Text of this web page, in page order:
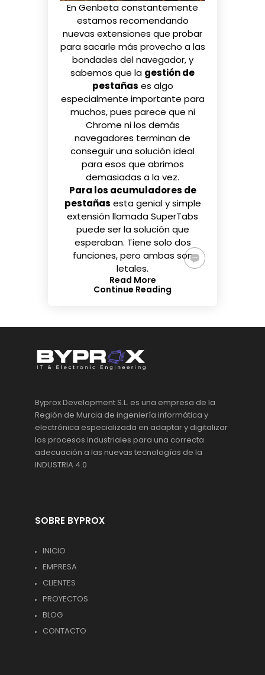
En Genbeta constantemente
estamos recomendando
nuevas extensiones que probar
para sacarle más provecho a las
bondades del navegador, y
sabemos que la gestión de
pestañas es algo
especialmente importante para
muchos, pues parece que ni
Chrome ni los demás
navegadores terminan de
conseguir una solución ideal
para esos que abrimos
demasiadas a la vez.
Para los acumuladores de
pestañas esta genial y simple
extensión llamadaSuperTabs
puede ser la solución que
esperaban. Tiene solo dos
funciones, pero ambas son
letales.
Read More
Continue Reading
Byprox Development S.L. es una empresa de la
Región de Murcia de ingeniería informática y
electrónica especializada en adaptar y digitalizar
los procesos industriales para una correcta
adecuación a las nuevas tecnologías de la
INDUSTRIA 4.0
SOBRE BYPROX
INICIO
EMPRESA
CLIENTES
PROYECTOS
BLOG
CONTACTO